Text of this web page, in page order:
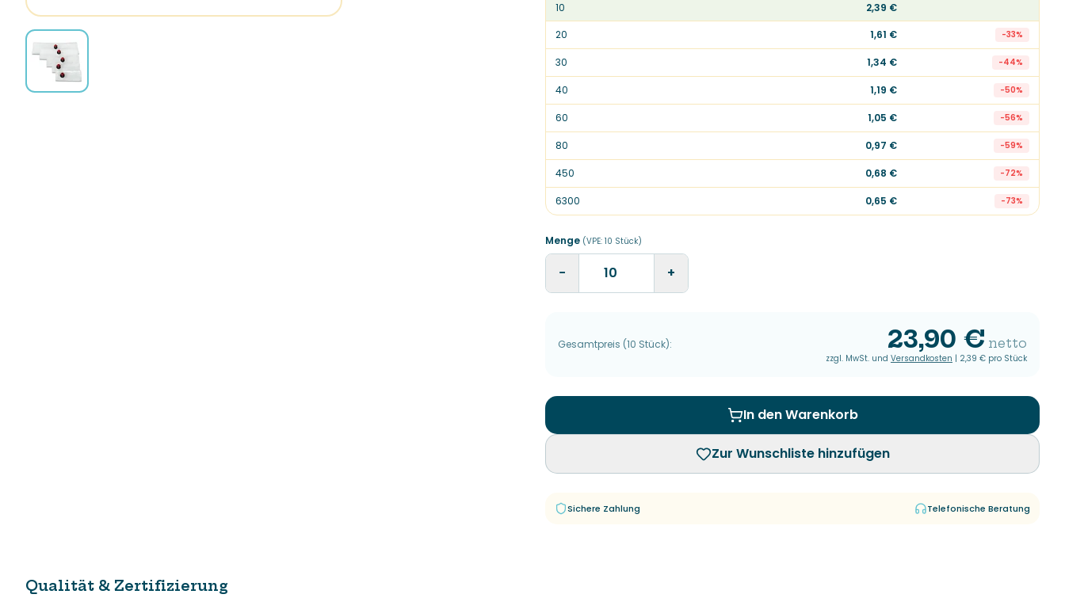
10
2,39 €
20
1,61 € -33%
30 1,34 € -44%
40 1,19 € -50%
60 1,05 € -56%
80 0,97 € -59%
450 0,68 € -72%
6300 0,65 € -73%
Menge (VPE: 10 Stück)
− +
Gesamtpreis (10 Stück): 23,90 € netto
zzgl. MwSt. und Versandkosten | 2,39 € pro Stück
In den Warenkorb
Zur Wunschliste hinzufügen
Sichere Zahlung Telefonische Beratung
Qualität & Zertifizierung